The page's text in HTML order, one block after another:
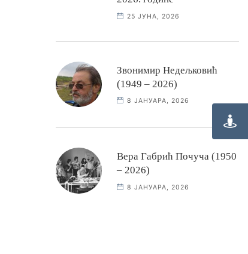
25 ЈУНА, 2026
Звонимир Недељковић
(1949 – 2026)
8 ЈАНУАРА, 2026
Вера Габрић Почуча (1950
– 2026)
8 ЈАНУАРА, 2026